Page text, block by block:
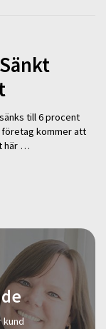
till 6 procent
företag kommer att
här …
kund